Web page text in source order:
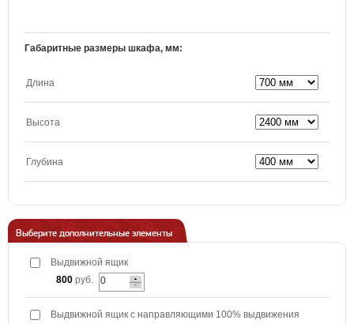
Габаритные размеры шкафа, мм:
Длина
Высота
Глубина
Выберите дополнительные элементы
Выдвижной ящик
800 руб.
Выдвижной ящик с направляющими 100% выдвижения